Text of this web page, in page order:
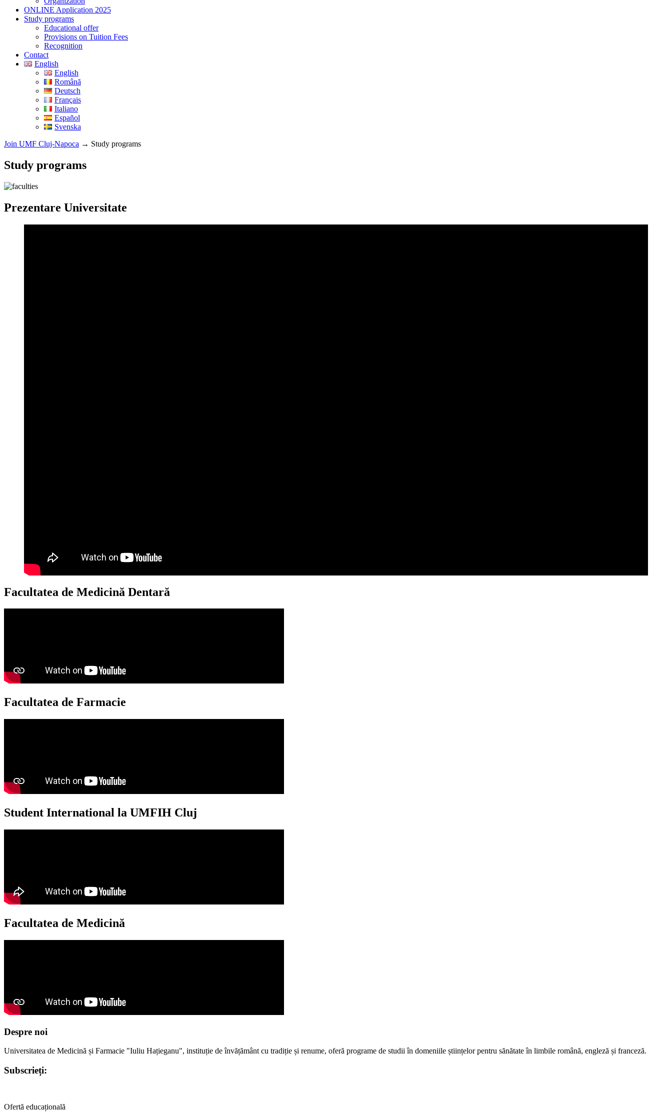
ONLINE Application 2025
Study programs
Educational offer
Provisions on Tuition Fees
Recognition
Contact
English
English
Română
Deutsch
Français
Italiano
Español
Svenska
Join UMF Cluj-Napoca → Study programs
Study programs
Prezentare Universitate
Facultatea de Medicină Dentară
Facultatea de Farmacie
Student International la UMFIH Cluj​
Facultatea de Medicină
Despre noi
Universitatea de Medicină și Farmacie "Iuliu Hațieganu", instituție de învățământ cu tradiție și renume, oferă programe de studii în domeniile științelor pentru sănătate în limbile română, engleză și franceză.
Subscrieți:
Ofertă educațională